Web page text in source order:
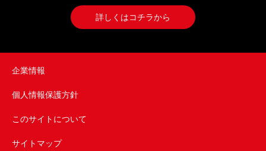
詳しくはコチラから
企業情報
個人情報保護方針
このサイトについて
サイトマップ